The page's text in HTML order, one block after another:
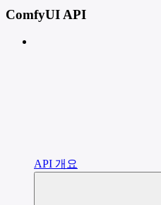
ComfyUI API
API 개요